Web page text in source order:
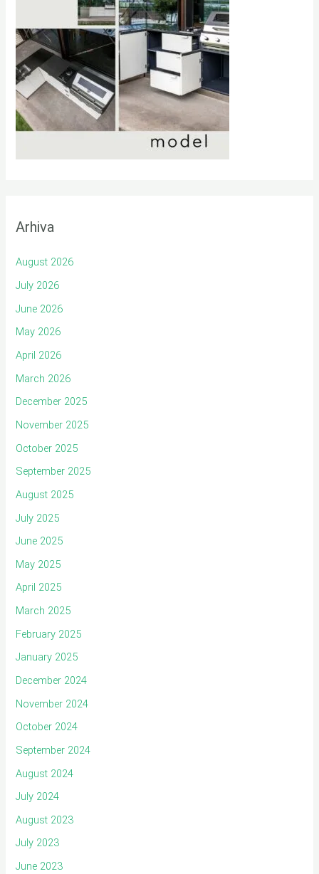
Arhiva
August 2026
July 2026
June 2026
May 2026
April 2026
March 2026
December 2025
November 2025
October 2025
September 2025
August 2025
July 2025
June 2025
May 2025
April 2025
March 2025
February 2025
January 2025
December 2024
November 2024
October 2024
September 2024
August 2024
July 2024
August 2023
July 2023
June 2023